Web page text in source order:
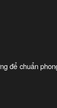
để chuẩn